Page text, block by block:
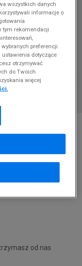
ubiegłych
od nas
wszystkich danych
informacje o
tym rekomendacji
preferencji.
dotyczące
otrzymywać
do Twoich
więcej